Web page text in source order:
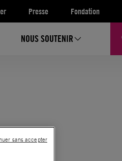
Presse Fondation
NOUS SOUTENIR
sans accepter